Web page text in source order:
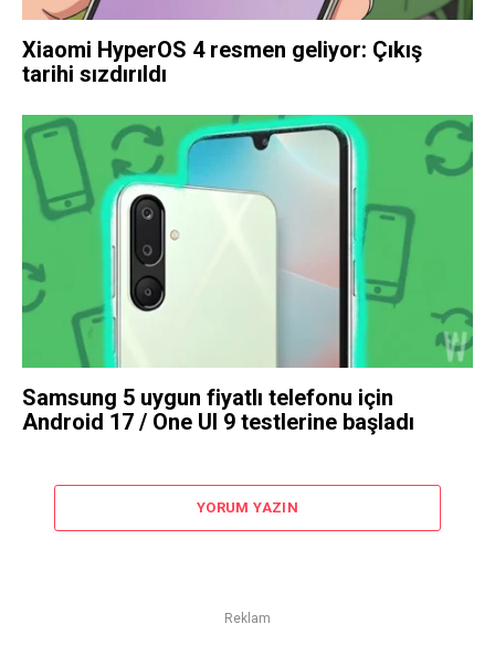
Xiaomi HyperOS 4 resmen geliyor: Çıkış
tarihi sızdırıldı
Samsung 5 uygun fiyatlı telefonu için
Android 17 / One UI 9 testlerine başladı
YORUM YAZIN
Reklam